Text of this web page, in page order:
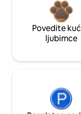
Povedite
ljubimce